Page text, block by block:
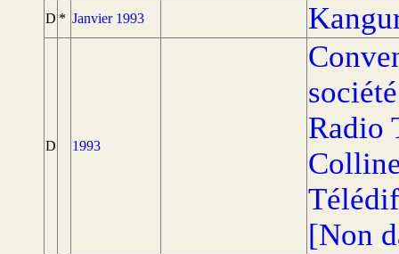
D * Janvier 1993
D 1993
Radio
[Non